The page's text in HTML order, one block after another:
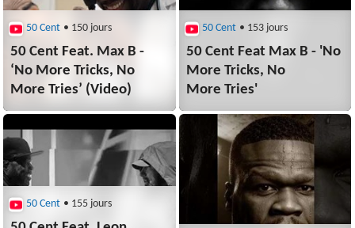
50 Cent • 150 jours
50 Cent Feat. Max B -
‘No More Tricks, No
More Tries’ (Video)
50 Cent • 153 jours
50 Cent Feat Max B - 'No
More Tricks, No
More Tries'
50 Cent • 155 jours